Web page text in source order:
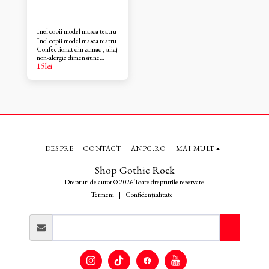
Inel copii model masca teatru
Inel copii model masca teatru
Confectionat din zamac , aliaj
non-alergic dimensiune
reglabila
15lei
Shop Gothic Rock
Drepturi de autor © 2026 Toate drepturile rezervate
Termeni | Confidențialitate
DESPRE CONTACT ANPC.RO MAI MULT